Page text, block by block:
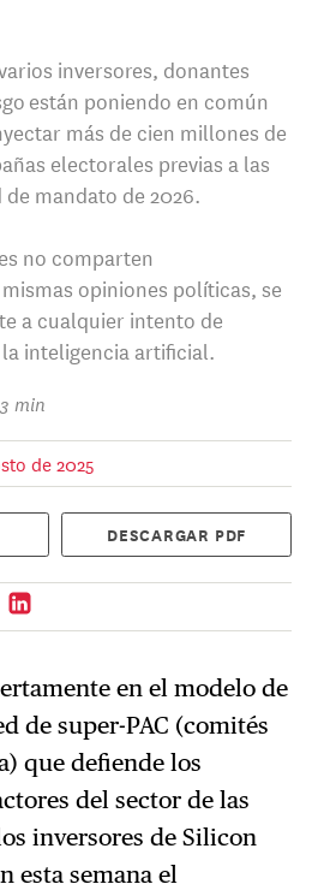
inversores, donantes
están poniendo en común
más de cien millones de
electorales previas a las
mandato de 2026.
no comparten
opiniones políticas, se
a cualquier intento de
inteligencia artificial.
min
de 2025
DESCARGAR PDF
en el modelo de
de super-PAC (comités
que defiende los
del sector de las
inversores de Silicon
esta semana el